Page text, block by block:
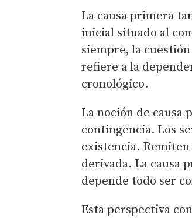
La causa primera
inicial situado al
siempre, la
refiere a la
cronológico.
La noción de causa
contingencia. Los
existencia. Remiten
derivada. La causa
depende todo ser
Esta perspectiva